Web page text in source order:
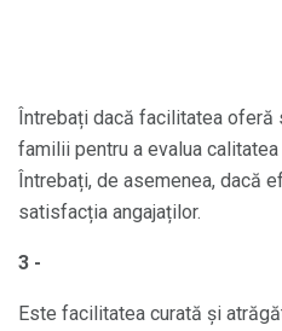
Întrebați dacă facilitatea oferă
familii pentru a evalua
Întrebați, de asemenea, dacă
satisfacția angajaților.
3 -
Este facilitatea curată și